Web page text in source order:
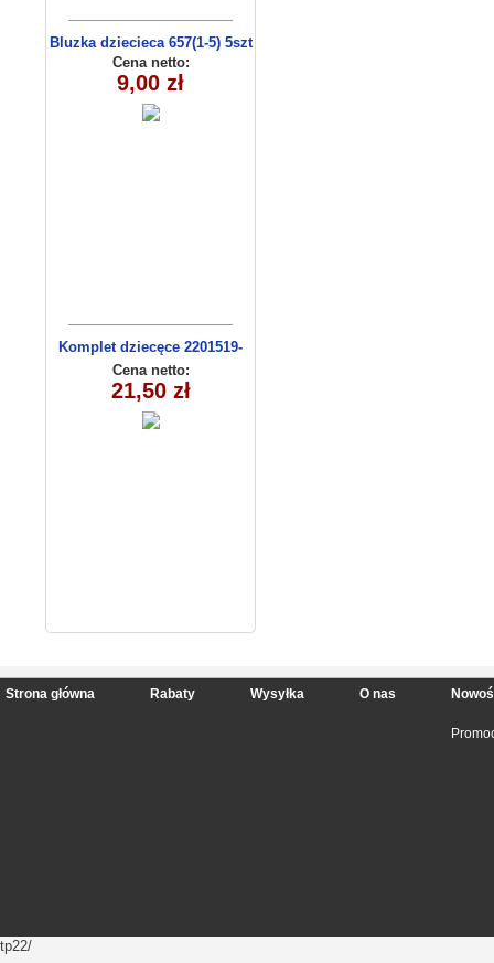
Bluzka dziecieca 657(1-5) 5szt
Cena netto:
9,00 zł
Komplet dziecęce 2201519-
14(68-86m) 4szt
Cena netto:
21,50 zł
Strona główna Rabaty Wysyłka O nas
tp22/